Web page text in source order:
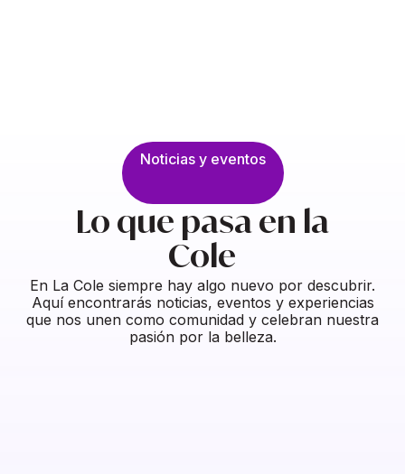
Noticias y eventos
Lo que pasa en la
Cole
En La Cole siempre hay algo nuevo por descubrir.
Aquí encontrarás noticias, eventos y experiencias
que nos unen como comunidad y celebran nuestra
pasión por la belleza.